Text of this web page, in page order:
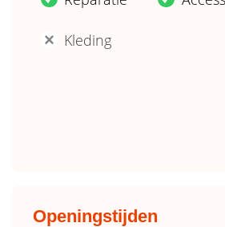
' Kleding
Openingstijden